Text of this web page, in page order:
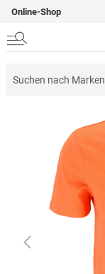
Online-Shop
Bildergalerie